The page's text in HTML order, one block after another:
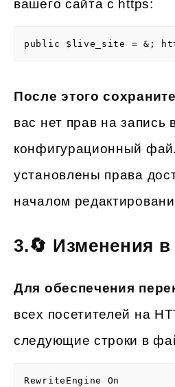
вашего сайта с https:
public $live_site = &;
После этого
вас нет прав на запись
конфигурационный
установлены права
началом
3.🔄 Изменения
Для обеспечения
всех посетителей на
следующие строки в
RewriteEngine On